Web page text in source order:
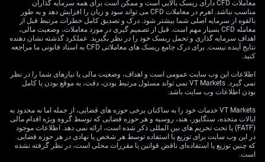
یک اختیار فروش با قیمت اعمال بالاتر می‌خرید و یک اختیار
فروش با قیمت اعمال پایین‌تر می‌فروشید. این کار هزینه
اولیه را کم می‌کند. این استراتژی سقف سود و سقف زیان را
از قبل مشخص می‌کند و راهی کم‌هزینه‌تر برای بیان دیدگاه
نزولی است.
همچنین سطح‌های کلیدی بازدهی را برای تأیید زیر نظر داریم.
۴.۷۵٪ نزدیک شده؛ ناحیه‌ای که در نیمه دوم ۲۰۲۵ عبور از آن
برای بازار سخت بود. عبور قاطع از این سطح احتمالاً فروش
مورد انتظار در TLT را فعال می‌کند.
معاملات CFD دارای ریسک بالایی است و ممکن است برای همه سرمایه گذاران
مناسب نباشد. اهرم در معاملات CFD می تواند سود و زیان را افزایش دهد و به طور
بالقوه از سرمایه اصلی شما بیشتر شود. درک و تصدیق کامل خطرات مرتبط قبل از
معامله CFD بسیار مهم است. قبل از تصمیم گیری در مورد معاملات، وضعیت مالی،
اهداف سرمایه گذاری و تحمل ریسک خود را در نظر بگیرید. عملکرد گذشته نشان دهنده
نتایج آینده نیست. برای درک جامع ریسک های معاملاتی CFD به اسناد قانونی ما مراجعه
کنید.
اطلاعات این وب سایت عمومی است و اهداف، وضعیت مالی یا نیازهای شما را در نظر
نمی گیرد. VT Markets نمی تواند مسئول مرتبط بودن، دقت، به موقع بودن یا کامل
بودن اطلاعات وب سایت باشد.
VT Markets خدمات خود را به ساکنان برخی حوزه های قضایی، از جمله اما نه محدود به
ایالات متحده، سنگاپور، هند، روسیه و هر حوزه قضایی که توسط گروه ویژه اقدام مالی
(FATF) یا تحت تحریم های بین المللی ذکر شده است، ارائه نمی دهد. اطلاعات موجود
در این وب سایت برای توزیع یا استفاده توسط هر شخص یا نهادی در هر حوزه قضایی
که چنین توزیع یا استفاده‌ای ناقض قوانین یا مقررات محلی است، در نظر گرفته نشده
است.